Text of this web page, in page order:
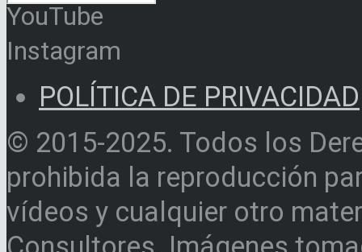
YouTube
Instagram
POLÍTICA DE PRIVACIDAD
© 2015-2025. Todos los
prohibida la reproducción
vídeos y cualquier otro